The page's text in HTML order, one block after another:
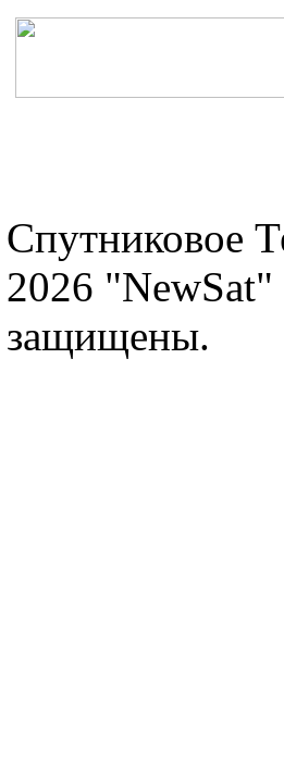
Спутниковое
2026
защищены.